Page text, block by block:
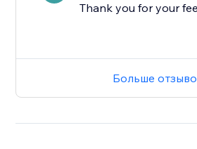
Thank you for your
Больше